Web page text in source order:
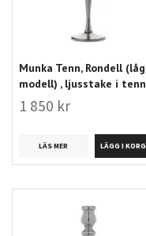
Munka Tenn, Rondell (låg
modell) , ljusstake i tenn
1 850 kr
LÄS MER